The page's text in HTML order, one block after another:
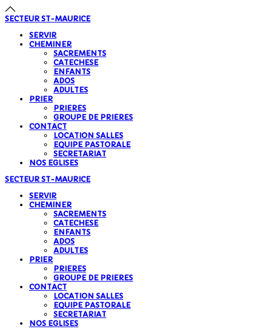
SECTEUR ST-MAURICE
SERVIR
CHEMINER
SACREMENTS
CATECHESE
ENFANTS
ADOS
ADULTES
PRIER
PRIERES
GROUPE DE PRIERES
CONTACT
LOCATION SALLES
EQUIPE PASTORALE
SECRETARIAT
NOS EGLISES
SECTEUR ST-MAURICE
SERVIR
CHEMINER
SACREMENTS
CATECHESE
ENFANTS
ADOS
ADULTES
PRIER
PRIERES
GROUPE DE PRIERES
CONTACT
LOCATION SALLES
EQUIPE PASTORALE
SECRETARIAT
NOS EGLISES